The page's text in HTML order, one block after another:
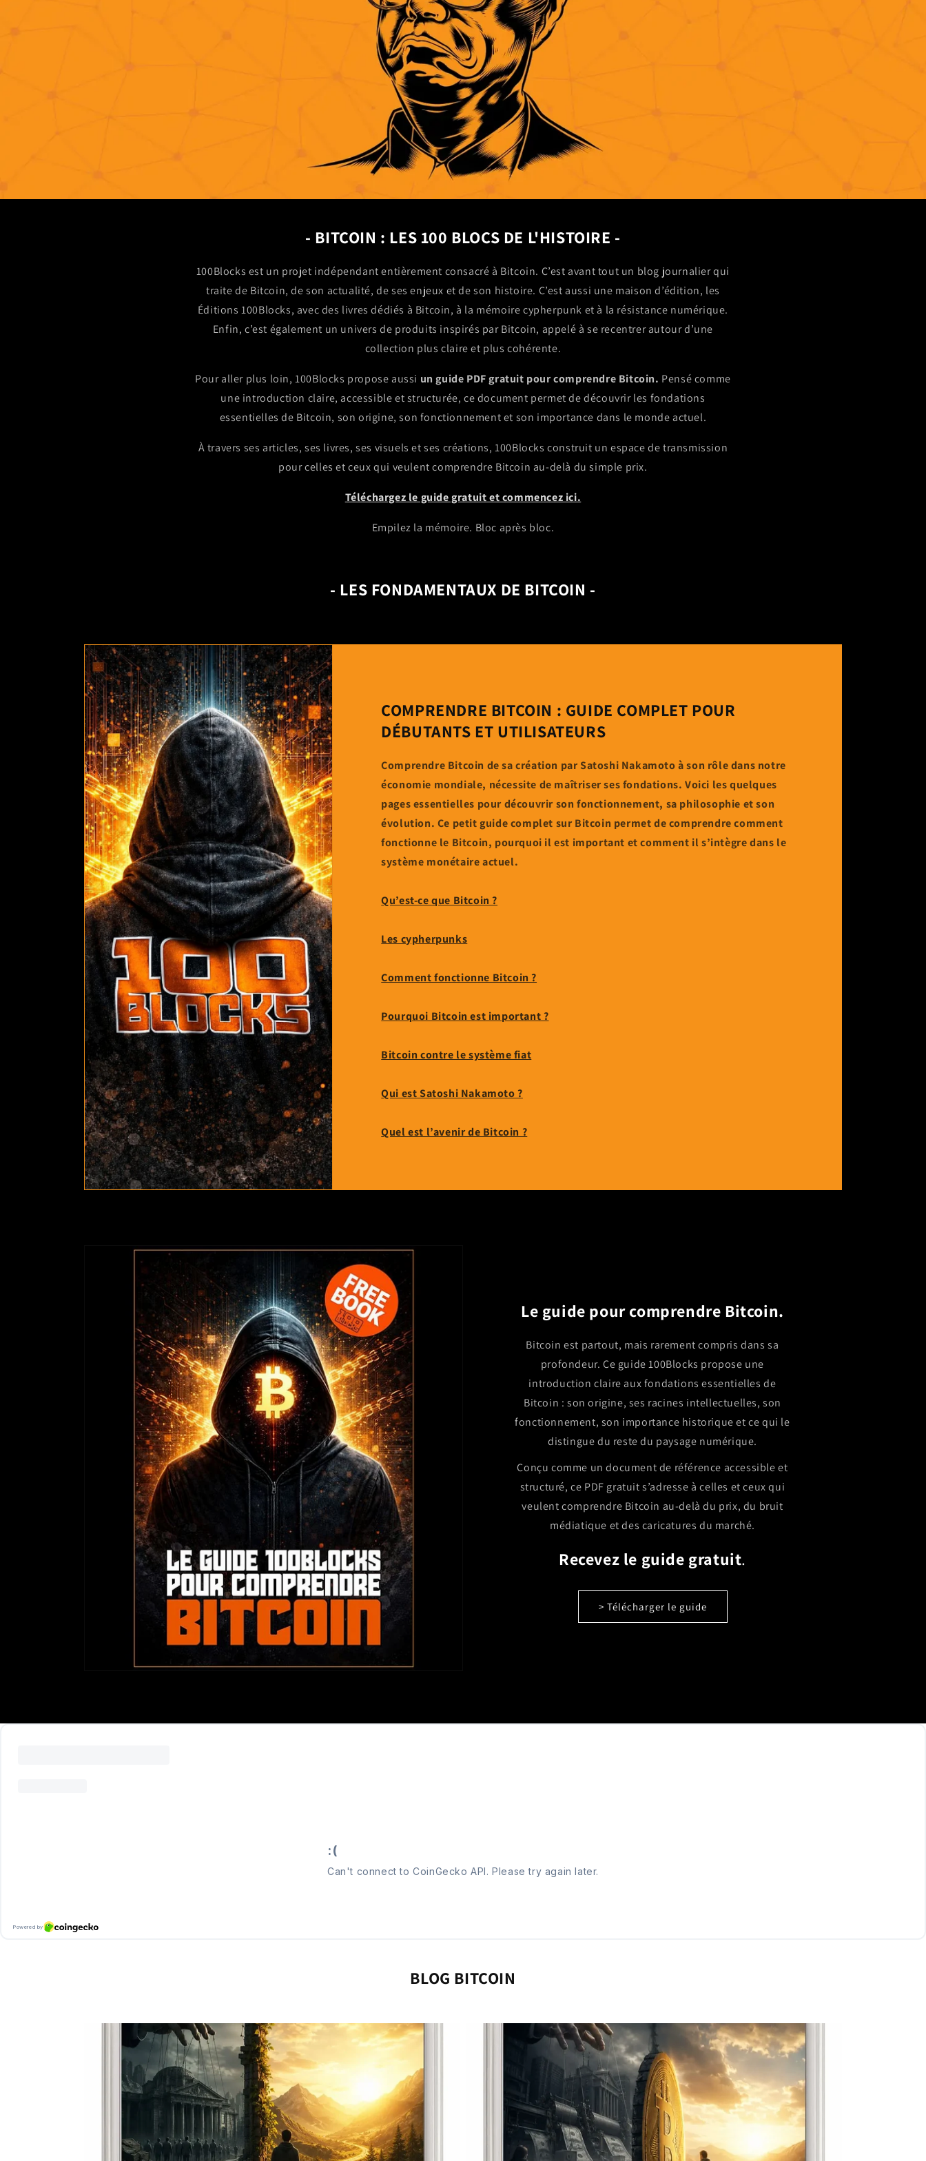
- BITCOIN : LES 100 BLOCS DE L'HISTOIRE -
100Blocks est un projet indépendant entièrement consacré à Bitcoin. C’est avant tout un blog journalier qui
traite de Bitcoin, de son actualité, de ses enjeux et de son histoire. C’est aussi une maison d’édition, les
Éditions 100Blocks, avec des livres dédiés à Bitcoin, à la mémoire cypherpunk et à la résistance numérique.
Enfin, c’est également un univers de produits inspirés par Bitcoin, appelé à se recentrer autour d’une
collection plus claire et plus cohérente.
Pour aller plus loin, 100Blocks propose aussi un guide PDF gratuit pour comprendre Bitcoin. Pensé comme
une introduction claire, accessible et structurée, ce document permet de découvrir les fondations
essentielles de Bitcoin, son origine, son fonctionnement et son importance dans le monde actuel.
À travers ses articles, ses livres, ses visuels et ses créations, 100Blocks construit un espace de transmission
pour celles et ceux qui veulent comprendre Bitcoin au-delà du simple prix.
Téléchargez le guide gratuit et commencez ici.
Empilez la mémoire. Bloc après bloc.
- LES FONDAMENTAUX DE BITCOIN -
COMPRENDRE BITCOIN : GUIDE COMPLET POUR
DÉBUTANTS ET UTILISATEURS
Comprendre Bitcoin de sa création par Satoshi Nakamoto à son rôle dans notre
économie mondiale, nécessite de maîtriser ses fondations. Voici les quelques
pages essentielles pour découvrir son fonctionnement, sa philosophie et son
évolution. Ce petit guide complet sur Bitcoin permet de comprendre comment
fonctionne le Bitcoin, pourquoi il est important et comment il s’intègre dans le
système monétaire actuel.
Qu’est-ce que Bitcoin ?
Les cypherpunks
Comment fonctionne Bitcoin ?
Pourquoi Bitcoin est important ?
Bitcoin contre le système fiat
Qui est Satoshi Nakamoto ?
Quel est l’avenir de Bitcoin ?
Le guide pour comprendre Bitcoin.
Bitcoin est partout, mais rarement compris dans sa
profondeur. Ce guide 100Blocks propose une
introduction claire aux fondations essentielles de
Bitcoin : son origine, ses racines intellectuelles, son
fonctionnement, son importance historique et ce qui le
distingue du reste du paysage numérique.
Conçu comme un document de référence accessible et
structuré, ce PDF gratuit s’adresse à celles et ceux qui
veulent comprendre Bitcoin au-delà du prix, du bruit
médiatique et des caricatures du marché.
Recevez le guide gratuit.
> Télécharger le guide
BLOG BITCOIN